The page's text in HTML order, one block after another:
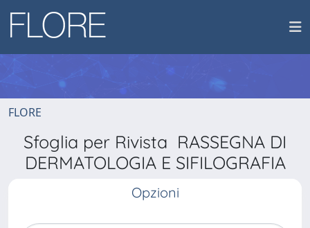
FLORE
Sfoglia per Rivista RASSEGNA DI
DERMATOLOGIA E SIFILOGRAFIA
Opzioni